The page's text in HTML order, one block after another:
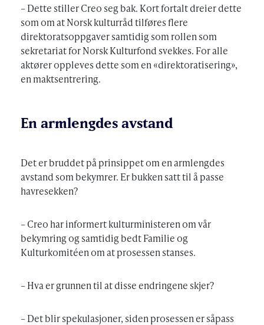
– Dette stiller Creo seg bak. Kort fortalt dreier dette
som om at Norsk kulturråd tilføres flere
direktoratsoppgaver samtidig som rollen som
sekretariat for Norsk Kulturfond svekkes. For alle
aktører oppleves dette som en «direktoratisering»,
en maktsentrering.
En armlengdes avstand
Det er bruddet på prinsippet om en armlengdes
avstand som bekymrer. Er bukken satt til å passe
havresekken?
– Creo har informert kulturministeren om vår
bekymring og samtidig bedt Familie og
Kulturkomitéen om at prosessen stanses.
– Hva er grunnen til at disse endringene skjer?
– Det blir spekulasjoner, siden prosessen er såpass